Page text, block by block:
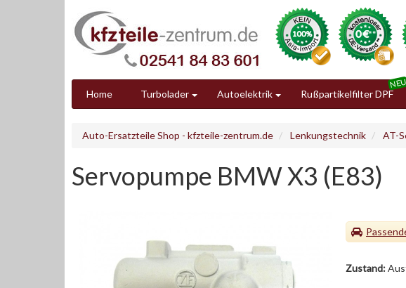
Home Turbolader Autoelektrik Rußpartikelfilter DPF
Auto-Ersatzteile Shop - kfzteile-zentrum.de Lenkungstechnik AT-
Servopumpe BMW X3 (E83)
Zustand: